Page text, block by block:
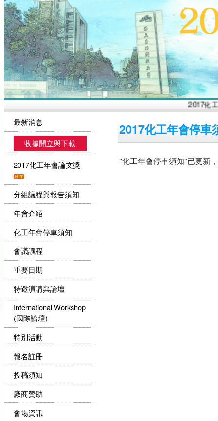
2017化工
最新消息
收據開立與下載
2017化工年會論文獎
分組議程與報告須知
年會介紹
化工年會停車須知
會議議程
重要日期
特邀演講與論壇
International Workshop
(國際論壇)
特別活動
報名註冊
投稿須知
廠商贊助
會場資訊
2017化工年會停車
"化工年會停車須知"已更新